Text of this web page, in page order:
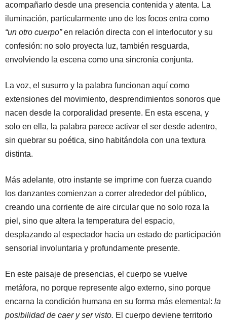
acompañarlo desde una presencia contenida y atenta. La
iluminación, particularmente uno de los focos entra como
“un otro cuerpo”en relación directa con el interlocutor y su
confesión: no solo proyecta luz, también resguarda,
envolviendo la escena como una sincronía conjunta.
La voz, el susurro y la palabra funcionan aquí como
extensiones del movimiento, desprendimientos sonoros que
nacen desde la corporalidad presente. En esta escena, y
solo en ella, la palabra parece activar el ser desde adentro,
sin quebrar su poética, sino habitándola con una textura
distinta.
Más adelante, otro instante se imprime con fuerza cuando
los danzantes comienzan a correr alrededor del público,
creando una corriente de aire circular que no solo roza la
piel, sino que altera la temperatura del espacio,
desplazando al espectador hacia un estado de participación
sensorial involuntaria y profundamente presente.
En este paisaje de presencias, el cuerpo se vuelve
metáfora, no porque represente algo externo, sino porque
encarna la condición humana en su forma más elemental: la
posibilidad de caer y ser visto. El cuerpo deviene territorio